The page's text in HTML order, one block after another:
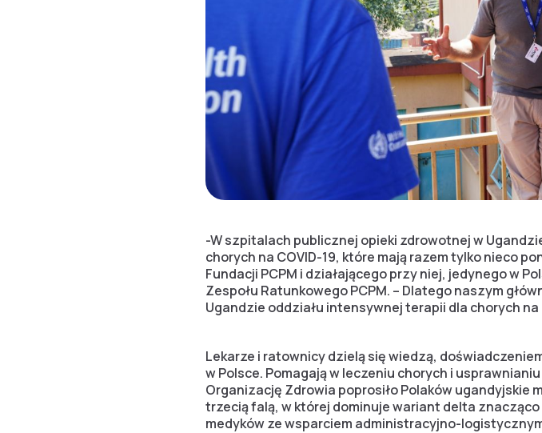
-W szpitalach publicznej opieki zdrowotnej w
chorych na COVID-19, które mają razem tylko nieco
Fundacji PCPM i działającego przy niej, jedynego w
Zespołu Ratunkowego PCPM. – Dlatego naszym
Ugandzie oddziału intensywnej terapii dla chorych na
Lekarze i ratownicy dzielą się wiedzą,
w Polsce. Pomagają w leczeniu chorych i
Organizację Zdrowia poprosiło Polaków
trzecią falą, w której dominuje wariant delta
medyków ze wsparciem administracyjno-